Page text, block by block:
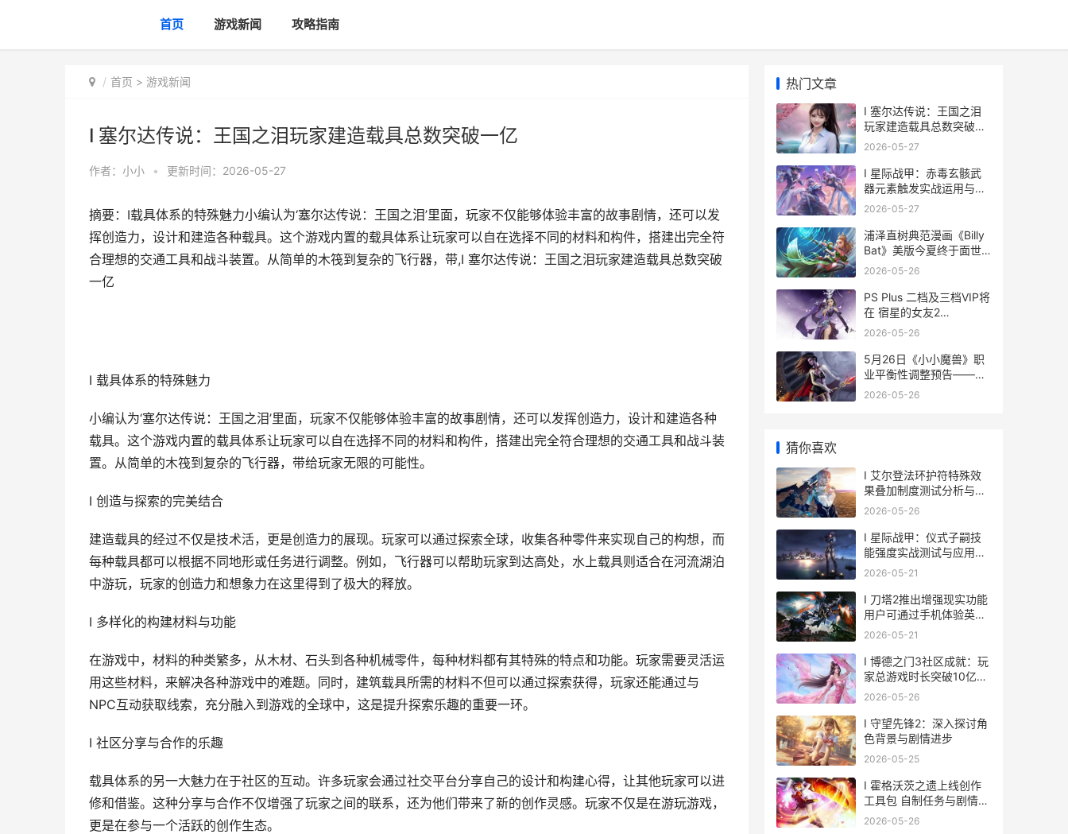
首页 游戏新闻 攻略指南
首页 > 游戏新闻
I 塞尔达传说：王国之泪玩家建造载具总数突破一亿
作者： 小小 • 更新时间：2026-05-27
摘要：I载具体系的特殊魅力小编认为‘塞尔达传说：王国之泪’里面，玩家不仅能够体验丰富的故事剧情，还可以发
挥创造力，设计和建造各种载具。这个游戏内置的载具体系让玩家可以自在选择不同的材料和构件，搭建出完全符
合理想的交通工具和战斗装置。从简单的木筏到复杂的飞行器，带,I 塞尔达传说：王国之泪玩家建造载具总数突破
一亿
I 载具体系的特殊魅力
小编认为‘塞尔达传说：王国之泪’里面，玩家不仅能够体验丰富的故事剧情，还可以发挥创造力，设计和建造各种
载具。这个游戏内置的载具体系让玩家可以自在选择不同的材料和构件，搭建出完全符合理想的交通工具和战斗装
置。从简单的木筏到复杂的飞行器，带给玩家无限的可能性。
I 创造与探索的完美结合
建造载具的经过不仅是技术活，更是创造力的展现。玩家可以通过探索全球，收集各种零件来实现自己的构想，而
每种载具都可以根据不同地形或任务进行调整。例如，飞行器可以帮助玩家到达高处，水上载具则适合在河流湖泊
中游玩，玩家的创造力和想象力在这里得到了极大的释放。
I 多样化的构建材料与功能
在游戏中，材料的种类繁多，从木材、石头到各种机械零件，每种材料都有其特殊的特点和功能。玩家需要灵活运
用这些材料，来解决各种游戏中的难题。同时，建筑载具所需的材料不但可以通过探索获得，玩家还能通过与
NPC互动获取线索，充分融入到游戏的全球中，这是提升探索乐趣的重要一环。
I 社区分享与合作的乐趣
载具体系的另一大魅力在于社区的互动。许多玩家会通过社交平台分享自己的设计和构建心得，让其他玩家可以进
修和借鉴。这种分享与合作不仅增强了玩家之间的联系，还为他们带来了新的创作灵感。玩家不仅是在游玩游戏，
更是在参与一个活跃的创作生态。
热门文章
I 塞尔达传说：王国之泪
玩家建造载具总数突破一
亿
2026-05-27
I 星际战甲：赤毒玄骸武
器元素触发实战运用与评
测解析
2026-05-27
浦泽直树典范漫画《Billy
Bat》美版今夏终于面世
浦泽直树画集
2026-05-26
PS Plus 二档及三档VIP将
在 宿星的女友2
―destiny star
上线同日迎来该作入库
psd 2g
2026-05-26
5月26日《小小魔兽》职
业平衡性调整预告——英
雄天赋调整 小小魔王百度
2026-05-26
猜你喜欢
I 艾尔登法环护符特殊效
果叠加制度测试分析与展
望
2026-05-26
I 星际战甲：仪式子嗣技
能强度实战测试与应用探
索
2026-05-21
I 刀塔2推出增强现实功能
用户可通过手机体验英雄
之战
2026-05-21
I 博德之门3社区成就：玩
家总游戏时长突破10亿小
时
2026-05-26
I 守望先锋2：深入探讨角
色背景与剧情进步
2026-05-25
I 霍格沃茨之遗上线创作
工具包 自制任务与剧情全
新体验
2026-05-26